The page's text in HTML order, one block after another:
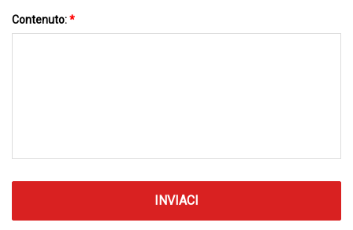
Contenuto:*
INVIACI